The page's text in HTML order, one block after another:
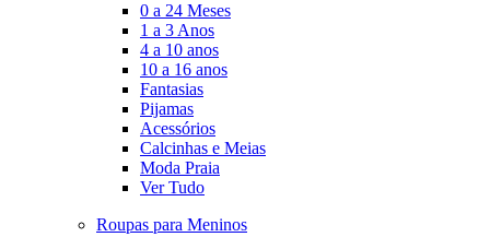
0 a 24 Meses
1 a 3 Anos
4 a 10 anos
10 a 16 anos
Fantasias
Pijamas
Acessórios
Calcinhas e Meias
Moda Praia
Ver Tudo
Roupas para Meninos